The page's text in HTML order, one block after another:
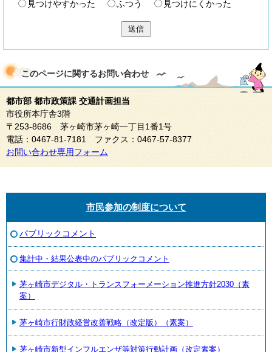
見つけやすかった ふつう 見つけにくかった
送信
このページに関するお問い合わせ
都市部 都市政策課 交通計画担当
市役所本庁舎3階
〒253-8686 茅ヶ崎市茅ヶ崎一丁目1番1号
電話：0467-81-7181 ファクス：0467-57-8377
お問い合わせ専用フォーム
市民参加の制度について
パブリックコメント
集計中・結果公表中のパブリックコメント
茅ヶ崎市デジタル・トランスフォーメーション推進方針2030（素
案）
茅ヶ崎市行財政経営改善戦略（改定版）（素案）
茅ヶ崎市新型インフルエンザ等対策行動計画（改定素案）